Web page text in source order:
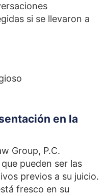
si se llevaron a
en la
Group, P.C.
pueden ser las
previos a su juicio.
fresco en su